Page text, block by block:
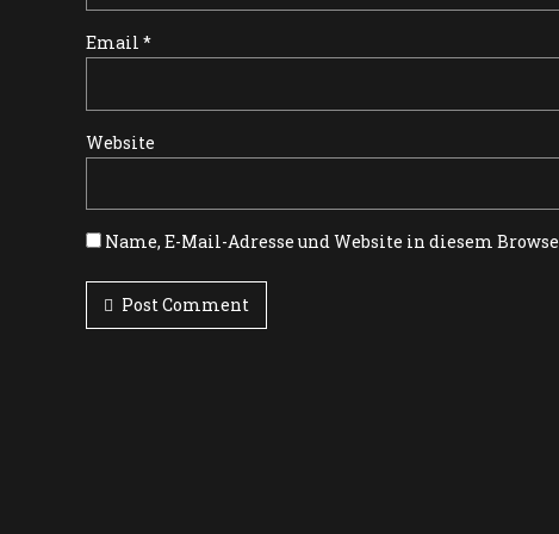
Email *
Website
Name, E-Mail-Adresse und Website in diesem
Post Comment